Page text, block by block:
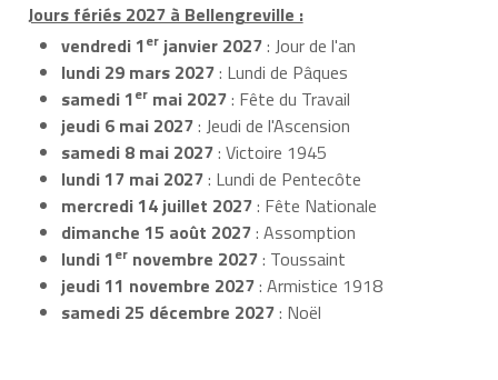
Jours fériés 2027 à Bellengreville :
vendredi 1er janvier 2027: Jour de l'an
lundi 29 mars 2027: Lundi de Pâques
samedi 1er mai 2027: Fête du Travail
jeudi 6 mai 2027: Jeudi de l'Ascension
samedi 8 mai 2027: Victoire 1945
lundi 17 mai 2027: Lundi de Pentecôte
mercredi 14 juillet 2027: Fête Nationale
dimanche 15 août 2027: Assomption
lundi 1er novembre 2027: Toussaint
jeudi 11 novembre 2027: Armistice 1918
samedi 25 décembre 2027: Noël